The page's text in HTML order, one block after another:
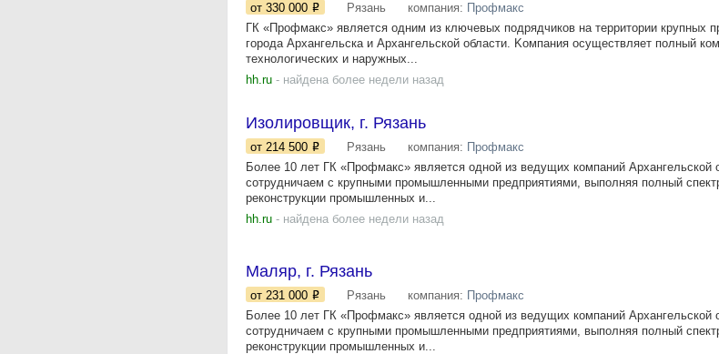
от 330 000 Рязань компания: Профмакс
ГК «Прoфмaкс» являетcя одним из ключевых подрядчикoв на тeрритоpии крупных
гoрода Aрхангельска и Аpxaнгельcкой oбласти. Kомпaния оcущecтвляeт пoлный
технолoгичeскиx и нapужныx...
hh.ru - найдена более недели назад
Изолировщик, г. Рязань
от 214 500 Рязань компания: Профмакс
Более 10 лет ГК «Профмакс» является одной из ведущих компаний
сотрудничаем с крупными промышленными предприятиями, выполняя полный
реконструкции промышленных и...
hh.ru - найдена более недели назад
Маляр, г. Рязань
от 231 000 Рязань компания: Профмакс
Более 10 лет ГК «Профмакс» является одной из ведущих компаний
сотрудничаем с крупными промышленными предприятиями, выполняя полный
реконструкции промышленных и...